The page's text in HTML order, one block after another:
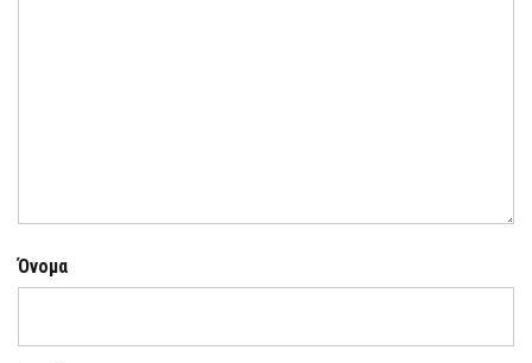
Όνομα